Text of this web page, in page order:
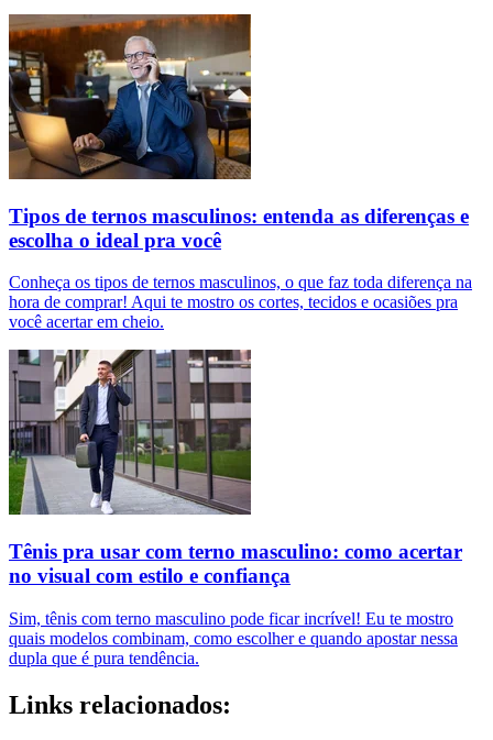
Tipos de ternos masculinos: entenda as diferenças e
escolha o ideal pra você
Conheça os tipos de ternos masculinos, o que faz toda diferença na
hora de comprar! Aqui te mostro os cortes, tecidos e ocasiões pra
você acertar em cheio.
Tênis pra usar com terno masculino: como acertar
no visual com estilo e confiança
Sim, tênis com terno masculino pode ficar incrível! Eu te mostro
quais modelos combinam, como escolher e quando apostar nessa
dupla que é pura tendência.
Links relacionados: